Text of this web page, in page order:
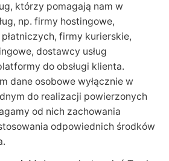
którzy pomagają nam w
np. firmy hostingowe,
firmy kurierskie,
dostawcy usług
do obsługi klienta.
dane osobowe wyłącznie w
do realizacji powierzonych
od nich zachowania
odpowiednich środków